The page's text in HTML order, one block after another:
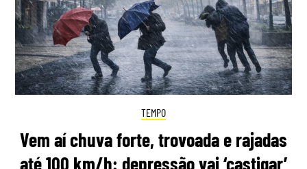
TEMPO
Vem aí chuva forte, trovoada e rajadas
até 100 km/h: depressão vai ‘castigar’